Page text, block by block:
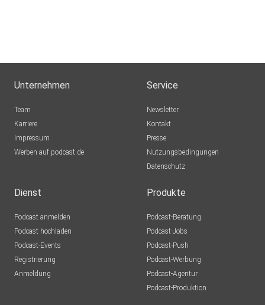
Unternehmen
Team
Karriere
Impressum
Werben auf podcast.de
Service
Newsletter
Kontakt
Presse
Nutzungsbedingungen
Datenschutz
Dienst
Podcast anmelden
Podcast hochladen
Podcast-Events
Registrierung
Anmeldung
Produkte
Podcast-Beratung
Podcast-Jobs
Podcast-Push
Podcast-Werbung
Podcast-Agentur
Podcast-Produktion